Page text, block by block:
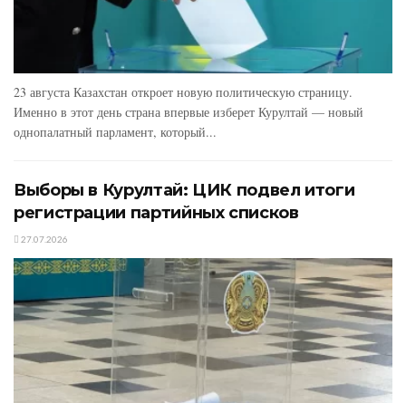
23 августа Казахстан откроет новую политическую страницу.
Именно в этот день страна впервые изберет Курултай — новый
однопалатный парламент, который...
Выборы в Курултай: ЦИК подвел итоги
регистрации партийных списков
27.07.2026